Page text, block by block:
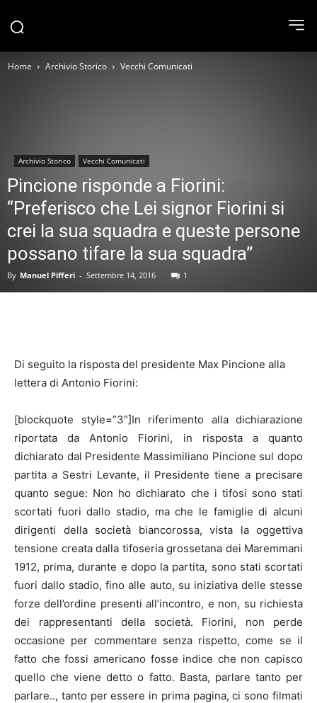
Home Archivio Storico Vecchi Comunicati
Archivio Storico Vecchi Comunicati
Pincione risponde a Fiorini:
“Preferisco che Lei signor Fiorini si
crei la sua squadra e queste persone
possano tifare la sua squadra”
By Manuel Pifferi - Settembre 14, 2016 1
Di seguito la risposta del presidente Max Pincione alla
lettera di Antonio Fiorini:
[blockquote style=”3″]In riferimento alla dichiarazione
riportata da Antonio Fiorini, in risposta a quanto
dichiarato dal Presidente Massimiliano Pincione sul dopo
partita a Sestri Levante, il Presidente tiene a precisare
quanto segue: Non ho dichiarato che i tifosi sono stati
scortati fuori dallo stadio, ma che le famiglie di alcuni
dirigenti della società biancorossa, vista la oggettiva
tensione creata dalla tifoseria grossetana dei Maremmani
1912, prima, durante e dopo la partita, sono stati scortati
fuori dallo stadio, fino alle auto, su iniziativa delle stesse
forze dell’ordine presenti all’incontro, e non, su richiesta
dei rappresentanti della società. Fiorini, non perde
occasione per commentare senza rispetto, come se il
fatto che fossi americano fosse indice che non capisco
quello che viene detto o fatto. Basta, parlare tanto per
parlare.., tanto per essere in prima pagina, ci sono filmati